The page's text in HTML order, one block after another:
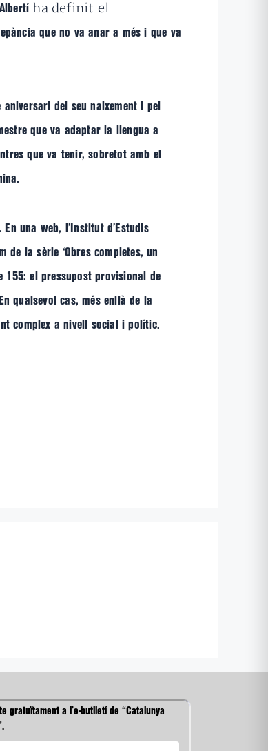
Albertí ha definit el
que no va anar a més i que va
del seu naixement i pel
que va adaptar la llengua a
que va tenir, sobretot amb el
una web, l’Institut d’Estudis
la sèrie ‘Obres completes, un
155: el pressupost provisional de
qualsevol cas, més enllà de la
complex a nivell social i polític.
gratuïtament a l’e-butlletí de “Catalunya